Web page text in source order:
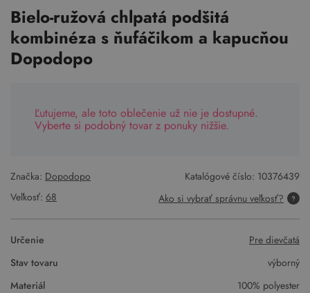
Bielo-ružová chlpatá podšitá
kombinéza s ňufáčikom a kapucňou
Dopodopo
Ľutujeme, ale toto oblečenie už nie je dostupné.
Vyberte si podobný tovar z ponuky nižšie.
Značka: Dopodopo Katalógové číslo: 10376439
Veľkosť: 68 Ako si vybrať správnu veľkosť?
Určenie
Pre dievčatá
Stav tovaru
výborný
Materiál
100% polyester